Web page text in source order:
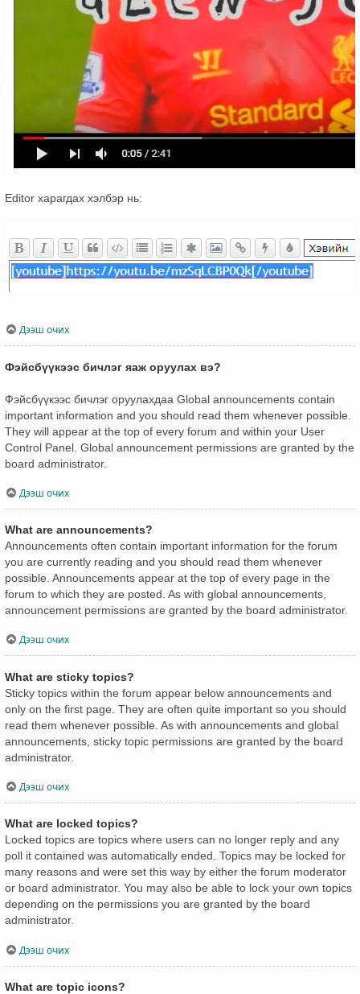
Editor харагдах хэлбэр нь:
Дээш очих
Фэйсбүүкээс бичлэг яаж оруулах вэ?
Фэйсбүүкээс бичлэг оруулахдаа Global announcements contain
important information and you should read them whenever possible.
They will appear at the top of every forum and within your User
Control Panel. Global announcement permissions are granted by the
board administrator.
Дээш очих
What are announcements?
Announcements often contain important information for the forum
you are currently reading and you should read them whenever
possible. Announcements appear at the top of every page in the
forum to which they are posted. As with global announcements,
announcement permissions are granted by the board administrator.
Дээш очих
What are sticky topics?
Sticky topics within the forum appear below announcements and
only on the first page. They are often quite important so you should
read them whenever possible. As with announcements and global
announcements, sticky topic permissions are granted by the board
administrator.
Дээш очих
What are locked topics?
Locked topics are topics where users can no longer reply and any
poll it contained was automatically ended. Topics may be locked for
many reasons and were set this way by either the forum moderator
or board administrator. You may also be able to lock your own topics
depending on the permissions you are granted by the board
administrator.
Дээш очих
What are topic icons?